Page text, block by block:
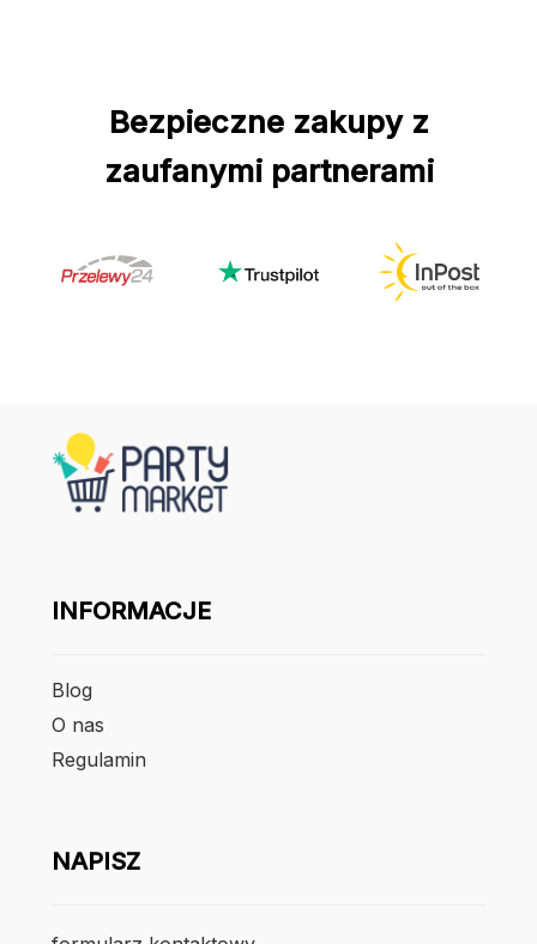
Bezpieczne zakupy z
zaufanymi partnerami
INFORMACJE
Blog
O nas
Regulamin
NAPISZ